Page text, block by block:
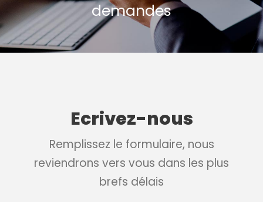
demandes
Ecrivez-nous
Remplissez le formulaire, nous
reviendrons vers vous dans les plus
brefs délais